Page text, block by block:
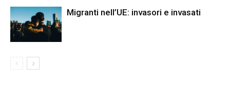
Migranti nell’UE: invasori e invasati